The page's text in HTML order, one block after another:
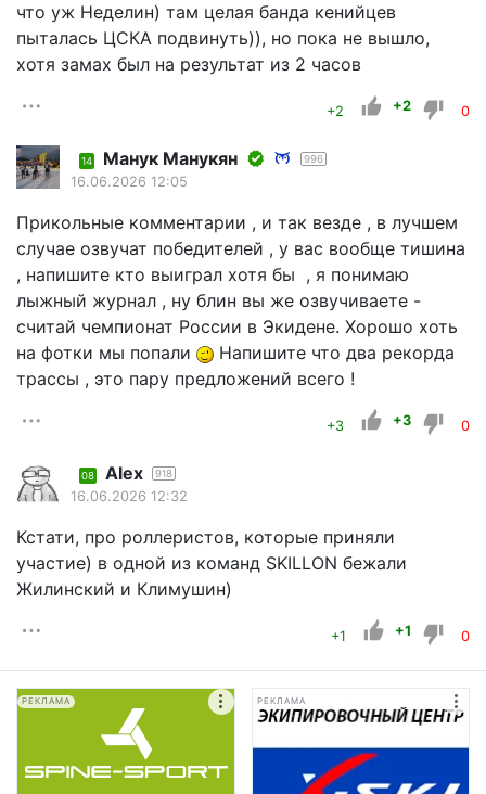
что уж Неделин) там целая банда кенийцев
пыталась ЦСКА подвинуть)), но пока не вышло,
хотя замах был на результат из 2 часов
+2 +2 0
14 Манук Манукян 996
16.06.2026 12:05
Прикольные комментарии , и так везде , в лучшем
случае озвучат победителей , у вас вообще тишина
, напишите кто выиграл хотя бы , я понимаю
лыжный журнал , ну блин вы же озвучиваете -
считай чемпионат России в Экидене. Хорошо хоть
на фотки мы попали
Напишите что два рекорда
трассы , это пару предложений всего !
+3 +3 0
08 Alex 918
16.06.2026 12:32
Кстати, про роллеристов, которые приняли
участие) в одной из команд SKILLON бежали
Жилинский и Климушин)
+1 +1 0
РЕКЛАМА РЕКЛАМА